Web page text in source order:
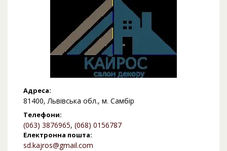
Адреса:
81400, Львівська обл., м. Самбір
Телефони:
(063) 3876965, (068) 0156787
Електронна пошта:
sd.kajros@gmail.com